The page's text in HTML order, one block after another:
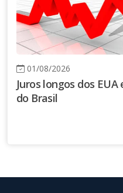
01/08/2026
Juros longos dos
do Brasil